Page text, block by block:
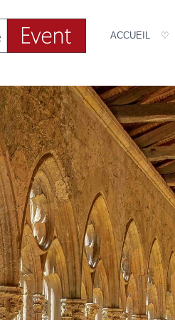
ACCUEIL ♡